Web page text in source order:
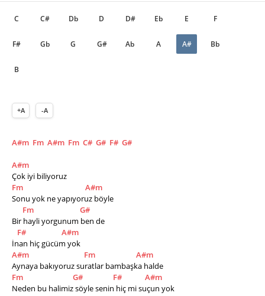
C C# Db D D# Eb E F
F# Gb G G# Ab A A# Bb
B
+A -A
A#m Fm A#m Fm C# G# F# G#
A#m
Çok iyi biliyoruz
Fm
A#m
Sonu yok ne yapıyoruz böyle
Fm
G#
Bir hayli yorgunum ben de
F#
A#m
İnan hiç gücüm yok
A#m
Fm
A#m
Aynaya bakıyoruz suratlar bambaşka halde
Fm
G# F#
A#m
Neden bu halimiz söyle senin hiç mi suçun yok